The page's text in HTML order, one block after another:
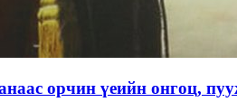
орчин үеийн онгоц,